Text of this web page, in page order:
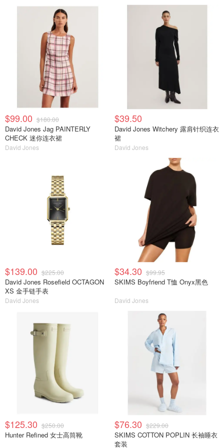
$99.00 $180.00
David Jones Jag PAINTERLY
CHECK 迷你连衣裙
David Jones
$39.50
David Jones Witchery 露肩针织连衣
裙
David Jones
$139.00 $225.00
David Jones Rosefield OCTAGON
XS 金手链手表
David Jones
$34.30 $99.95
SKIMS Boyfriend T恤 Onyx黑色
David Jones
$125.30 $250.00
Hunter Refined 女士高筒靴
$76.30 $229.00
SKIMS COTTON POPLIN 长袖睡衣
套装